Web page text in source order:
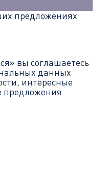
предложениях
вы соглашаетесь
данных
интересные
предложения